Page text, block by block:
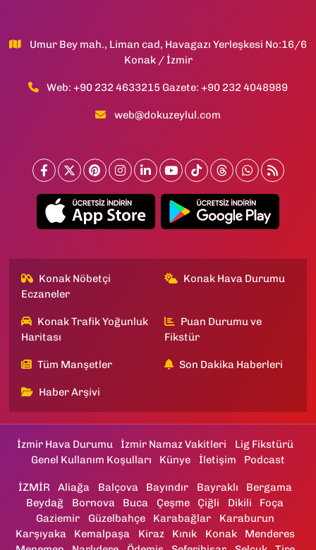
Umur Bey mah., Liman cad, Havagazı Yerleşkesi No:16/6
Konak / İzmir
Web: +90 232 4633215 Gazete: +90 232 4048989
web@dokuzeylul.com
Konak Nöbetçi
Eczaneler
Konak Hava Durumu
Konak Trafik Yoğunluk
Haritası
Puan Durumu ve
Fikstür
Tüm Manşetler Son Dakika Haberleri
Haber Arşivi
İzmir Hava Durumu İzmir Namaz Vakitleri
Lig Fikstürü
Genel Kullanım Koşulları
Künye İletişim Podcast
İZMİR Aliağa Balçova Bayındır Bayraklı
Bergama
Beydağ
Bornova Buca Çeşme Çiğli Dikili
Foça
Gaziemir
Güzelbahçe Karabağlar
Karaburun
Karşıyaka
Kemalpaşa Kiraz Kınık Konak
Menderes